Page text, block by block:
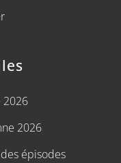
2026
2026
épisodes